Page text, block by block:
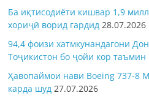
Ба иқтисодиёти кишвар 1,9
хориҷӣ ворид гардид 28.07.2026
94,4 фоизи хатмкунандагони
Тоҷикистон бо ҷойи кор
Ҳавопаймои нави Boeing 737-8
карда шуд 27.07.2026